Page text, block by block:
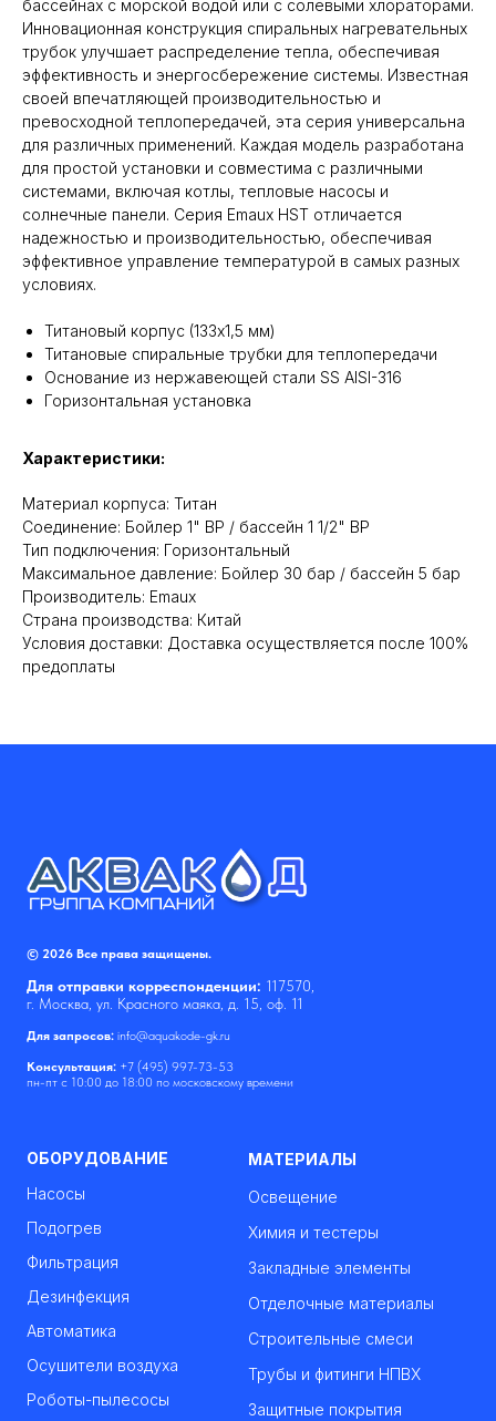
бассейнах с морской водой или с солевыми хлораторами.
Инновационная конструкция спиральных нагревательных
трубок улучшает распределение тепла, обеспечивая
эффективность и энергосбережение системы. Известная
своей впечатляющей производительностью и
превосходной теплопередачей, эта серия универсальна
для различных применений. Каждая модель разработана
для простой установки и совместима с различными
системами, включая котлы, тепловые насосы и
солнечные панели. Серия Emaux HST отличается
надежностью и производительностью, обеспечивая
эффективное управление температурой в самых разных
условиях.
Титановый корпус (133x1,5 мм)
Титановые спиральные трубки для теплопередачи
Основание из нержавеющей стали SS AISI-316
Горизонтальная установка
Характеристики:
Материал корпуса: Титан
Cоединение: Бойлер 1" ВР / бассейн 1 1/2" ВР
Тип подключения: Горизонтальный
Максимальное давление: Бойлер 30 бар / бассейн 5 бар
Производитель: Emaux
Cтрана производства: Китай
Условия доставки: Доставка осуществляется после 100%
предоплаты
© 2026 Все права защищены.
Для отправки корреспонденции: 117570,
г. Москва, ул. Красного маяка, д. 15, оф. 11
Для запросов: info@aquakode-gk.ru
Консультация: +7 (495) 997-73-53
пн-пт с 10:00 до 18:00 по московскому времени
ОБОРУДОВАНИЕ
Насосы
Подогрев
Фильтрация
Дезинфекция
Автоматика
Осушители воздуха
Роботы-пылесосы
МАТЕРИАЛЫ
Освещение
Химия и тестеры
Закладные элементы
Отделочные материалы
Строительные смеси
Трубы и фитинги НПВХ
Защитные покрытия